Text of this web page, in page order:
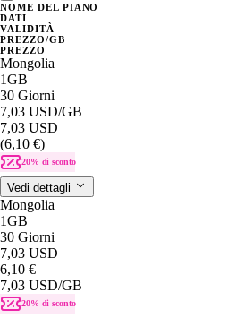
NOME DEL PIANO
DATI
VALIDITÀ
PREZZO/GB
PREZZO
Mongolia
1GB
30 Giorni
7,03 USD/GB
7,03 USD
(6,10 €)
20% di sconto
Vedi dettagli
Mongolia
1GB
30 Giorni
7,03 USD
6,10 €
7,03 USD/GB
20% di sconto